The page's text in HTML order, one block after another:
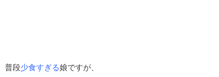
普段少食すぎる娘ですが、